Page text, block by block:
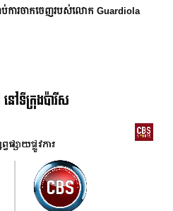
ការចាកចេញរបស់លោក Guardiola
នៅទីក្រុងប៉ារីស